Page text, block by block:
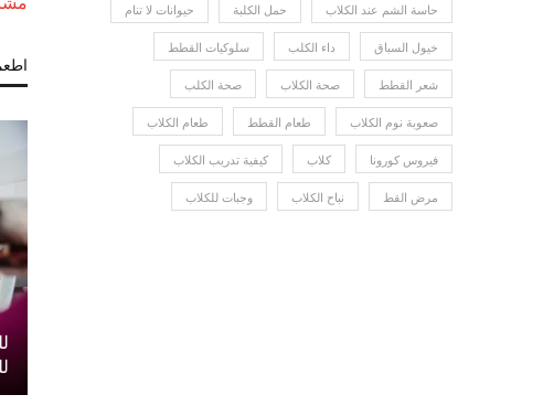
حاسة الشم عند الكلاب حمل الكلبة حيوانات لا تنام
خيول السباق داء الكلب سلوكيات القطط
شعر القطط صحة الكلاب صحة الكلب
صعوبة نوم الكلاب طعام القطط طعام الكلاب
فيروس كورونا كلاب كيفية تدريب الكلاب
مرض القط نباح الكلاب وجبات للكلاب